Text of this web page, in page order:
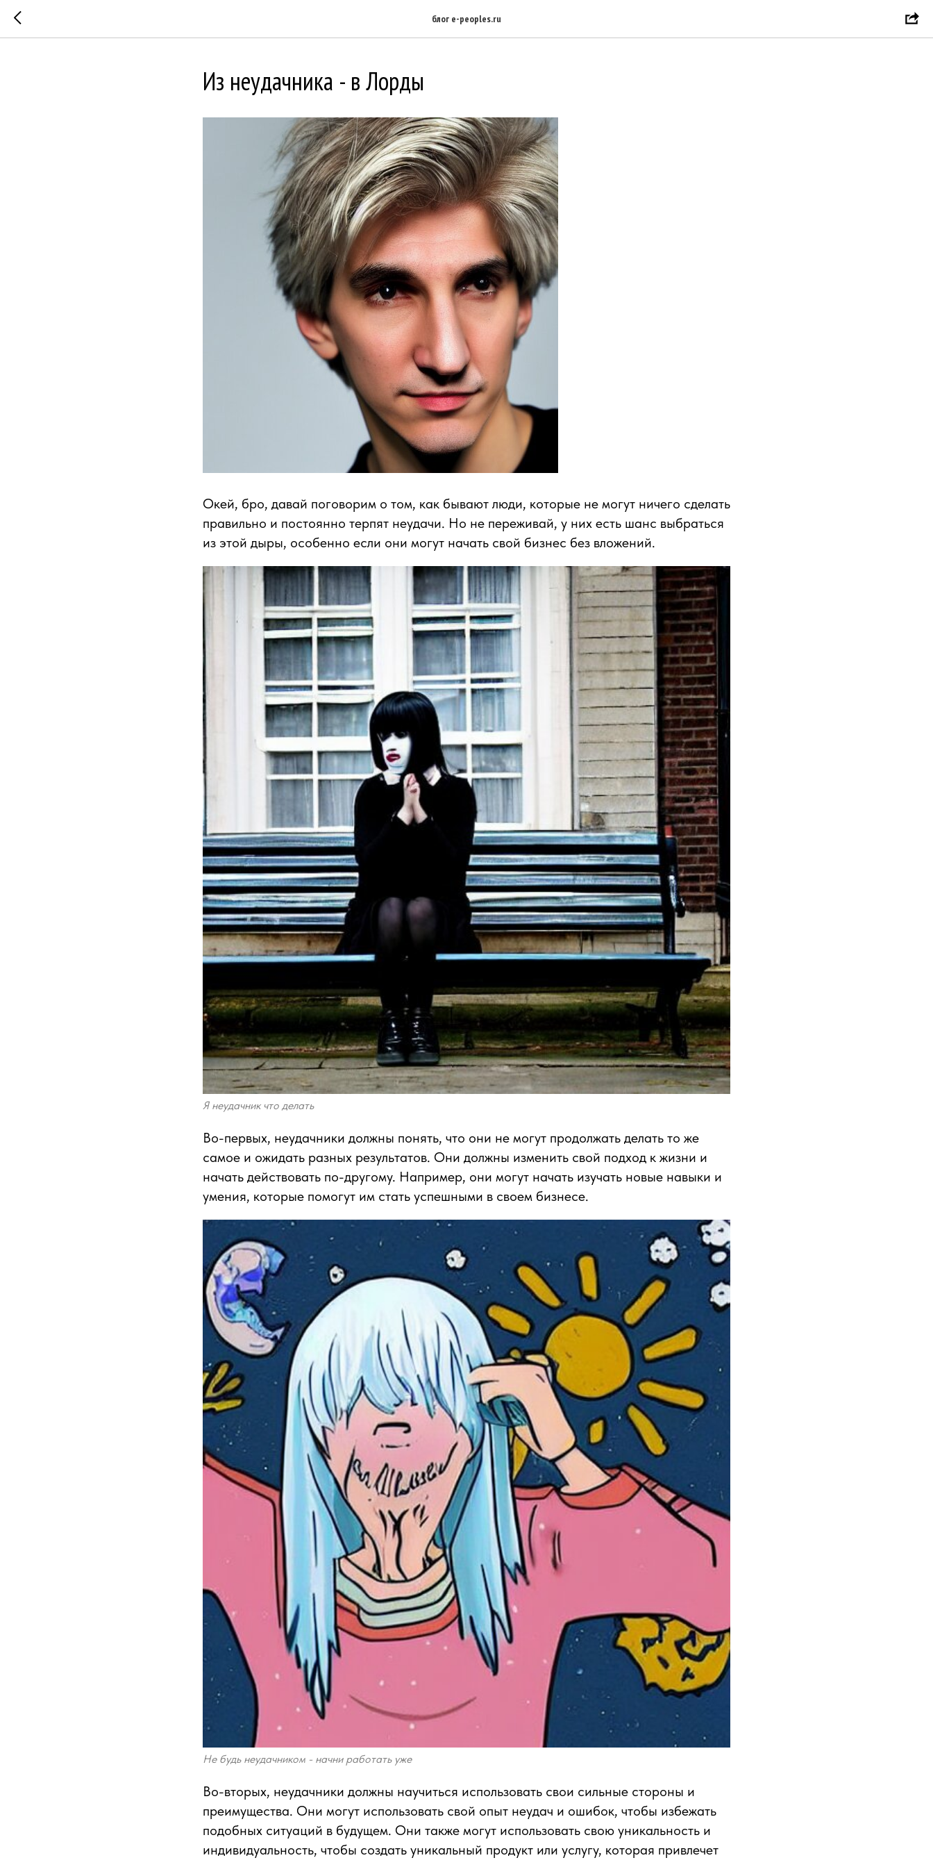
блог e-peoples.ru
Из неудачника - в Лорды
Окей, бро, давай поговорим о том, как бывают люди, которые не могут ничего сделать
правильно и постоянно терпят неудачи. Но не переживай, у них есть шанс выбраться
из этой дыры, особенно если они могут начать свой бизнес без вложений.
Я неудачник что делать
Во-первых, неудачники должны понять, что они не могут продолжать делать то же
самое и ожидать разных результатов. Они должны изменить свой подход к жизни и
начать действовать по-другому. Например, они могут начать изучать новые навыки и
умения, которые помогут им стать успешными в своем бизнесе.
Не будь неудачником - начни работать уже
Во-вторых, неудачники должны научиться использовать свои сильные стороны и
преимущества. Они могут использовать свой опыт неудач и ошибок, чтобы избежать
подобных ситуаций в будущем. Они также могут использовать свою уникальность и
индивидуальность, чтобы создать уникальный продукт или услугу, которая привлечет